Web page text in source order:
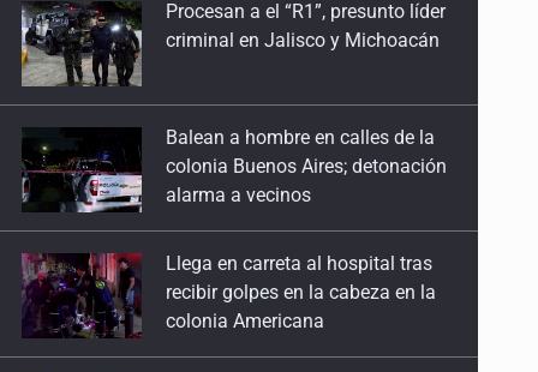
2 de Mayo de 2026
Mujeres que crecen como árboles
25 de Abril de 2026
Reimaginar la seducción
Sobre el cuerpo que anhela
28 de Marzo de 2026
Balean a hombre en calles de la
colonia Buenos Aires; detonación
Llega en carreta al hospital tras
recibir golpes en la cabeza en la
colonia Americana
Motociclista fue perseguido y
asesinado frente a un templo en
Guadalajara